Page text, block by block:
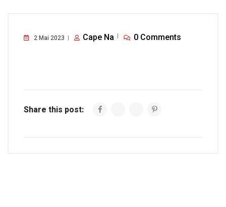
2 Mai 2023 Cape Na 0 Comments
Share this post: